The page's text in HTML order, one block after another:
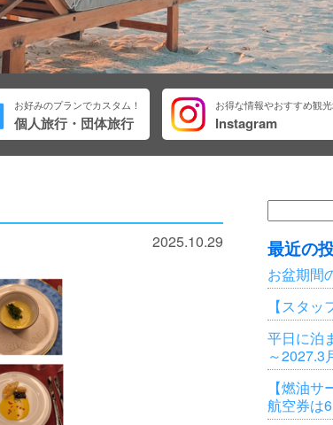
お好みのプランでカスタム！
個人旅行・団体旅行
お得な情報やおすすめ観
Instagram
2025.10.29
検
索:
最近の
お盆期間
【スタ
平日に泊
～2027.3
【燃油
航空券は